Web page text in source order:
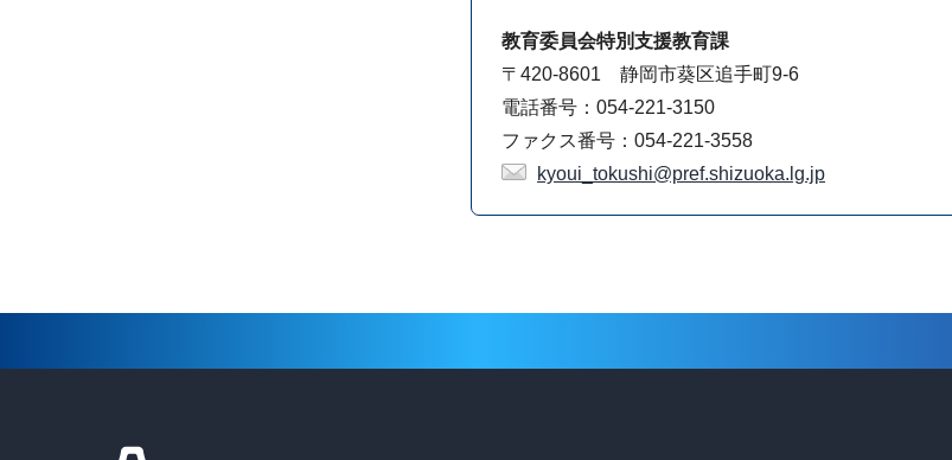
教育委員会特別支援教育課
〒420-8601 静岡市葵区追手町9-6
電話番号：054-221-3150
ファクス番号：054-221-3558
kyoui_tokushi@pref.shizuoka.lg.jp